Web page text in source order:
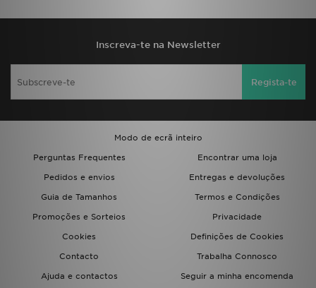
Inscreva-te na Newsletter
Regista-te
Modo de ecrã inteiro
Perguntas Frequentes
Encontrar uma loja
Pedidos e envios
Entregas e devoluções
Guia de Tamanhos
Termos e Condições
Promoções e Sorteios
Privacidade
Cookies
Definições de Cookies
Contacto
Trabalha Connosco
Ajuda e contactos
Seguir a minha encomenda